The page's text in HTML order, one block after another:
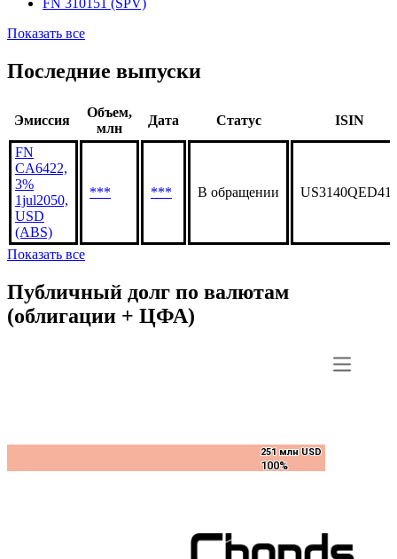
FN 310151 (SPV)
Показать все
Последние выпуски
Эмиссия
Объем,
млн
Дата Статус ISIN
FN
CA6422,
3%
1jul2050,
USD
(ABS)
*** *** В обращении
Показать все
Публичный долг по валютам
(облигации + ЦФА)
251 млн USD
100%
251 млн USD
100%